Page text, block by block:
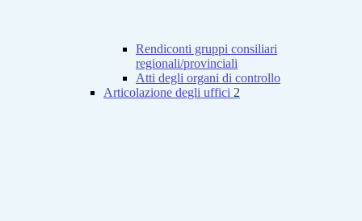
Rendiconti gruppi consiliari
regionali/provinciali
Atti degli organi di controllo
Articolazione degli uffici 2